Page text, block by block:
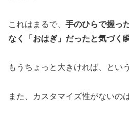
これはまるで、 手のひらで握っ
なく「おはぎ」だったと気づく
もうちょっと大きければ、とい
また、カスタマイズ性がないの